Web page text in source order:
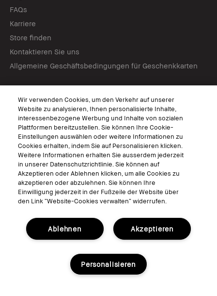
FAQs
Karriere
Store finden
Kontaktieren Sie uns
Allgemeine Geschäftsbedingungen für Geschenkkarten
Virtuelle Beratungen
Bobbi Brown Live
Virtual Try-On
Folgen
Allgemeine Geschäftsbedingungen
Nutzungsbedingungen
Datenschutzerklärung
Wir verwenden Cookies, um den Verkehr auf unserer
Website zu analysieren, Ihnen personalisierte Inhalte,
interessenbezogene Werbung und Inhalte von sozialen
Plattformen bereitzustellen. Sie können Ihre Cookie-
Einstellungen auswählen oder weitere Informationen zu
Cookies erhalten, indem Sie auf Personalisieren klicken.
Weitere Informationen erhalten Sie ausserdem jederzeit
in unserer Datenschutzrichtlinie. Sie können auf
Akzeptieren oder Ablehnen klicken, um alle Cookies zu
akzeptieren oder abzulehnen. Sie können Ihre
Einwilligung jederzeit in der Fußzeile der Website über
den Link “Website-Cookies verwalten“ widerrufen.
Akzeptieren
Ablehnen
Personalisieren